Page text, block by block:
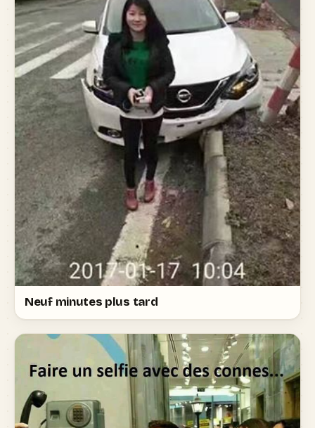
Neuf minutes plus tard